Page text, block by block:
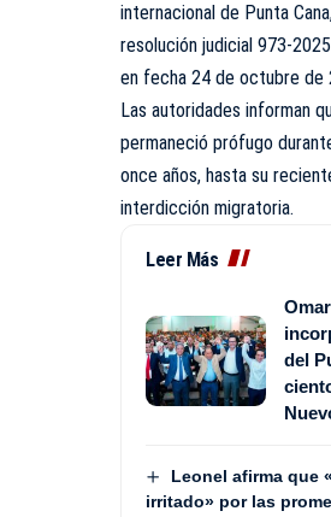
internacional de Punta Cana
resolución judicial 973-
en fecha 24 de octubre de
Las autoridades informan
permaneció prófugo
once años, hasta su
interdicción migratoria.
Leer Más
del
Leonel afirma que
irritado» por las